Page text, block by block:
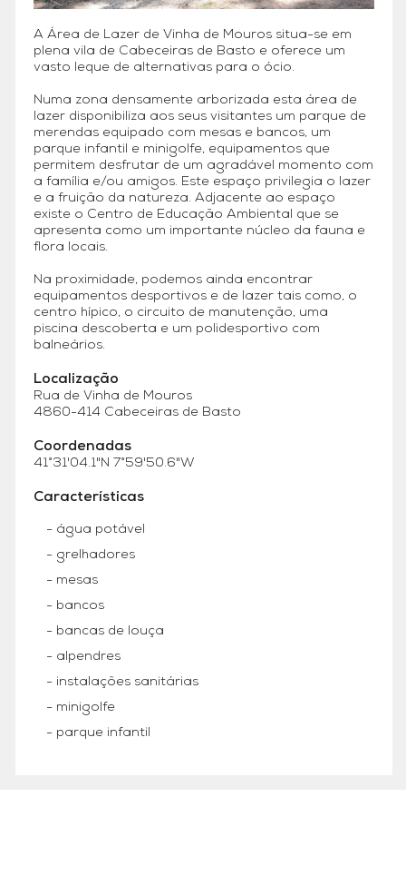
A Área de Lazer de Vinha de Mouros situa-se em
plena vila de Cabeceiras de Basto e oferece um
vasto leque de alternativas para o ócio.
Numa zona densamente arborizada esta área de
lazer disponibiliza aos seus visitantes um parque de
merendas equipado com mesas e bancos, um
parque infantil e minigolfe, equipamentos que
permitem desfrutar de um agradável momento com
a família e/ou amigos. Este espaço privilegia o lazer
e a fruição da natureza. Adjacente ao espaço
existe o Centro de Educação Ambiental que se
apresenta como um importante núcleo da fauna e
flora locais.
Na proximidade, podemos ainda encontrar
equipamentos desportivos e de lazer tais como, o
centro hípico, o circuito de manutenção, uma
piscina descoberta e um polidesportivo com
balneários.
Localização
Rua de Vinha de Mouros
4860-414 Cabeceiras de Basto
Coordenadas
41°31'04.1"N 7°59'50.6"W
Características
- água potável
- grelhadores
- mesas
- bancos
- bancas de louça
- alpendres
- instalações sanitárias
- minigolfe
- parque infantil